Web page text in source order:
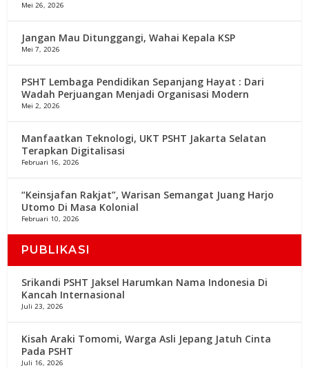
Mei 26, 2026
Jangan Mau Ditunggangi, Wahai Kepala KSP
Mei 7, 2026
PSHT Lembaga Pendidikan Sepanjang Hayat : Dari
Wadah Perjuangan Menjadi Organisasi Modern
Mei 2, 2026
Manfaatkan Teknologi, UKT PSHT Jakarta Selatan
Terapkan Digitalisasi
Februari 16, 2026
“Keinsjafan Rakjat”, Warisan Semangat Juang Harjo
Utomo Di Masa Kolonial
Februari 10, 2026
PUBLIKASI
Srikandi PSHT Jaksel Harumkan Nama Indonesia Di
Kancah Internasional
Juli 23, 2026
Kisah Araki Tomomi, Warga Asli Jepang Jatuh Cinta
Pada PSHT
Juli 16, 2026